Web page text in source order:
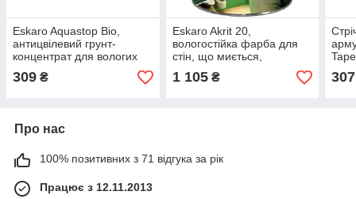
Eskaro Aquastop Bio,
антицвілевий грунт-
концентрат для вологих
приміщень (1:5), 1л
309 ₴
Eskaro Akrit 20,
вологостійка фарба для
стін, що миється,
напівматова біла, 0,95л
1 105₴ 307
Про нас
100% позитивних з 71 відгука за рік
Працює з 12.11.2013